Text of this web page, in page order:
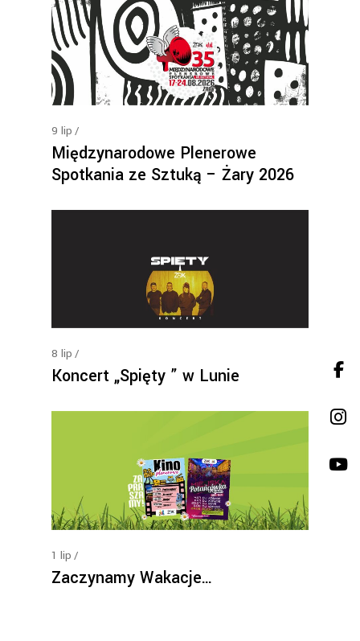
9 lip
Międzynarodowe Plenerowe
Spotkania ze Sztuką – Żary 2026
8 lip
Koncert „Spięty ” w Lunie
1 lip
Zaczynamy Wakacje…